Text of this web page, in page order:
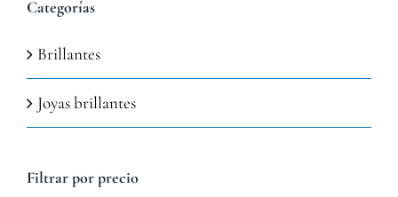
Categorías
Brillantes
Joyas brillantes
Filtrar por precio